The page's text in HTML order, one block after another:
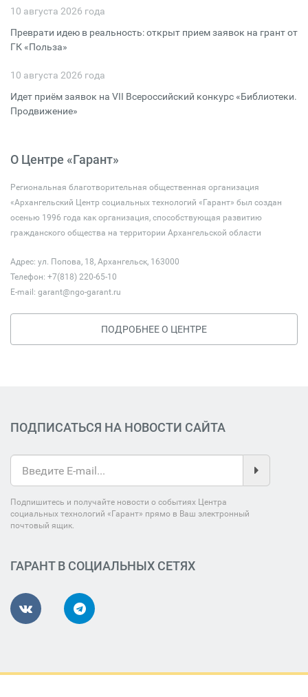
10 августа 2026 года
Преврати идею в реальность: открыт прием заявок на грант от
ГК «Польза»
10 августа 2026 года
Идет приём заявок на VII Всероссийский конкурс «Библиотеки.
Продвижение»
О Центре «Гарант»
Региональная благотворительная общественная организация
«Архангельский Центр социальных технологий «Гарант» был создан
осенью 1996 года как организация, способствующая развитию
гражданского общества на территории Архангельской области
Адрес: ул. Попова, 18, Архангельск, 163000
Телефон: +7(818) 220-65-10
E-mail: garant@ngo-garant.ru
ПОДРОБНЕЕ О ЦЕНТРЕ
ПОДПИСАТЬСЯ НА НОВОСТИ САЙТА
Подпишитесь и получайте новости о событиях Центра
социальных технологий «Гарант» прямо в Ваш электронный
почтовый ящик.
ГАРАНТ В СОЦИАЛЬНЫХ СЕТЯХ